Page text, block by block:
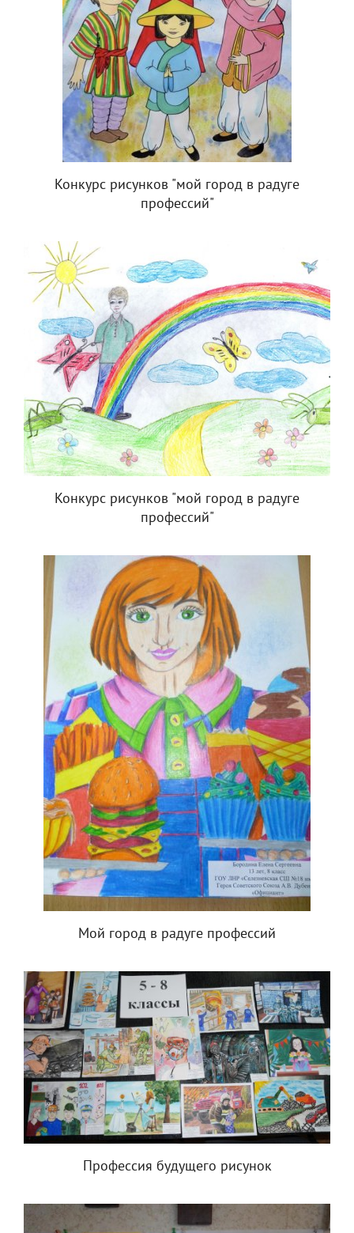
Конкурс рисунков "мой город в радуге
профессий"
Конкурс рисунков "мой город в радуге
профессий"
Мой город в радуге профессий
Профессия будущего рисунок